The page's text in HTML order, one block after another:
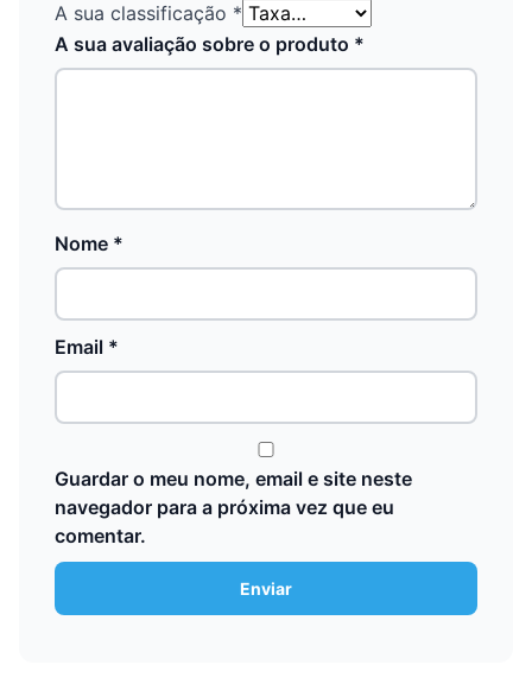
A sua classificação *
A sua avaliação sobre o produto *
Nome *
Email *
Guardar o meu nome, email e site neste
navegador para a próxima vez que eu
comentar.